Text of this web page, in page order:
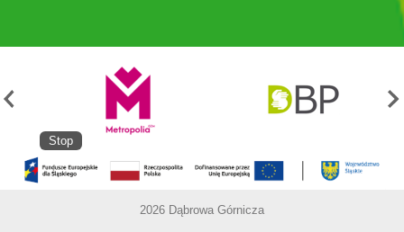
Stop
2026 Dąbrowa Górnicza